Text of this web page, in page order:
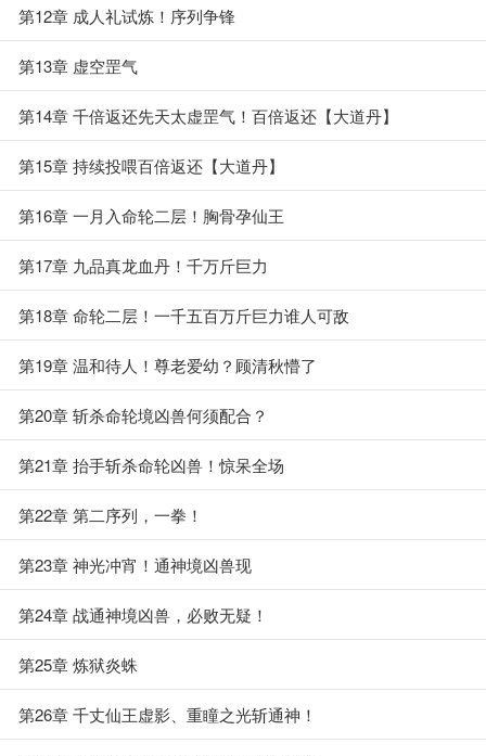
第12章 成人礼试炼！序列争锋
第13章 虚空罡气
第14章 千倍返还先天太虚罡气！百倍返还【大道丹】
第15章 持续投喂百倍返还【大道丹】
第16章 一月入命轮二层！胸骨孕仙王
第17章 九品真龙血丹！千万斤巨力
第18章 命轮二层！一千五百万斤巨力谁人可敌
第19章 温和待人！尊老爱幼？顾清秋懵了
第20章 斩杀命轮境凶兽何须配合？
第21章 抬手斩杀命轮凶兽！惊呆全场
第22章 第二序列，一拳！
第23章 神光冲宵！通神境凶兽现
第24章 战通神境凶兽，必败无疑！
第25章 炼狱炎蛛
第26章 千丈仙王虚影、重瞳之光斩通神！